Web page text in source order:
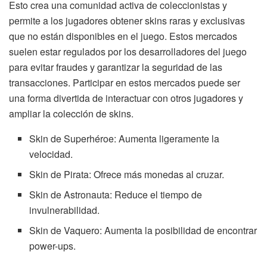
Esto crea una comunidad activa de coleccionistas y
permite a los jugadores obtener skins raras y exclusivas
que no están disponibles en el juego. Estos mercados
suelen estar regulados por los desarrolladores del juego
para evitar fraudes y garantizar la seguridad de las
transacciones. Participar en estos mercados puede ser
una forma divertida de interactuar con otros jugadores y
ampliar la colección de skins.
Skin de Superhéroe: Aumenta ligeramente la
velocidad.
Skin de Pirata: Ofrece más monedas al cruzar.
Skin de Astronauta: Reduce el tiempo de
invulnerabilidad.
Skin de Vaquero: Aumenta la posibilidad de encontrar
power-ups.